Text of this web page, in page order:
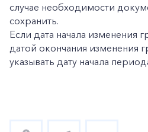
случае необходимости
сохранить.
Если дата начала изменения
датой окончания изменения
указывать дату начала